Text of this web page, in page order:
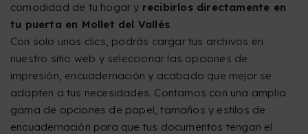
comodidad de tu hogar y recibirlos directamente en
tu puerta en Mollet del Vallés.
Con solo unos clics, podrás cargar tus archivos en
nuestro sitio web y seleccionar las opciones de
impresión, encuadernación y acabado que mejor se
adapten a tus necesidades. Contamos con una amplia
gama de opciones de papel, tamaños y estilos de
encuadernación para que tus documentos tengan el